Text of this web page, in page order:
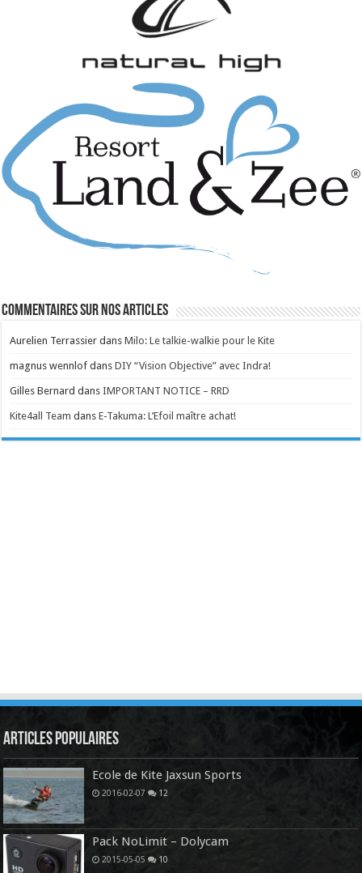
Commentaires sur nos articles
Aurelien Terrassier dansMilo: Le talkie-walkie pour le Kite
magnus wennlof dansDIY “Vision Objective” avec Indra!
Gilles Bernard dansIMPORTANT NOTICE – RRD
Kite4all Team dansE-Takuma: L’Efoil maître achat!
Articles Populaires
Ecole de Kite Jaxsun Sports
2016-02-07 12
Pack NoLimit – Dolycam
2015-05-05 10